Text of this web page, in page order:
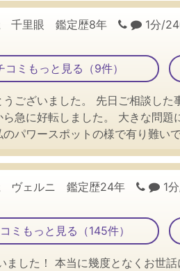
千里眼 鑑定歴8年 1分/
コミもっと見る（9件）
ございました。 先日ご相談した
急に好転しました。 大きな問
パワースポットの様で有り難い
ヴェルニ 鑑定歴24年 1
ミもっと見る（145件）
ました！ 本当に幾度となくお世